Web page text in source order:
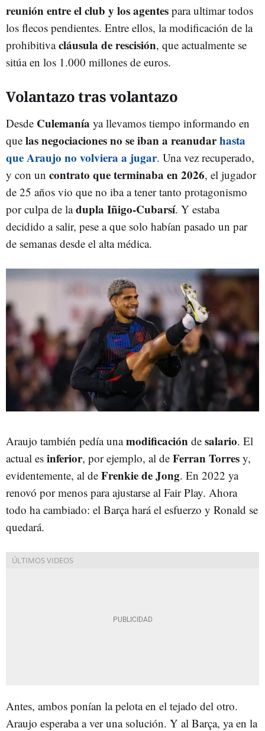
reunión entre el club y los agentes para ultimar todos
los flecos pendientes. Entre ellos, la modificación de la
prohibitivacláusula de rescisión, que actualmente se
sitúa en los 1.000 millones de euros.
Volantazo tras volantazo
Desde Culemanía ya llevamos tiempo informando en
que las negociaciones no se iban a reanudarhasta
que Araujo no volviera a jugar. Una vez recuperado,
y con un contrato que terminaba en 2026, el jugador
de 25 años vio que no iba a tener tanto protagonismo
por culpa de ladupla Iñigo-Cubarsí. Y estaba
decidido a salir, pese a que solo habían pasado un par
de semanas desde el alta médica.
Araujo también pedía unamodificación de salario. El
actual es inferior, por ejemplo, al de Ferran Torres y,
evidentemente, al de Frenkie de Jong. En 2022 ya
renovó por menos para ajustarse al Fair Play. Ahora
todo ha cambiado: el Barça hará el esfuerzo y Ronald se
quedará.
Antes, ambos ponían la pelota en el tejado del otro.
Araujo esperaba a ver una solución. Y al Barça, ya en la